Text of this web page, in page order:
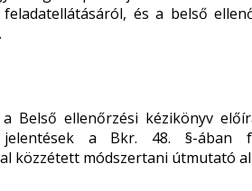
és a belső
Belső ellenőrzési kézikönyv
a Bkr. 48. §-ában
közzétett módszertani útmutató